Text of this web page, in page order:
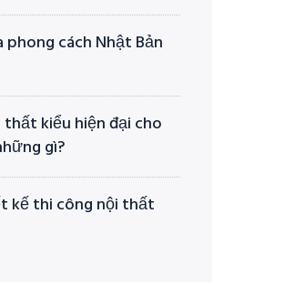
phong cách Nhật Bản
kiểu hiện đại cho
gì?
kế thi công nội thất